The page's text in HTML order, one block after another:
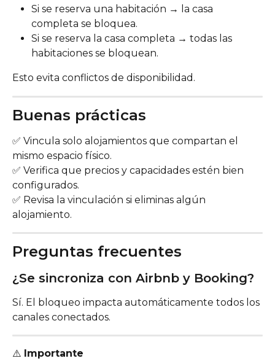
Si se reserva una habitación → la casa
completa se bloquea.
Si se reserva la casa completa → todas las
habitaciones se bloquean.
Esto evita conflictos de disponibilidad.
Buenas prácticas
✅ Vincula solo alojamientos que compartan el
mismo espacio físico.
✅ Verifica que precios y capacidades estén bien
configurados.
✅ Revisa la vinculación si eliminas algún
alojamiento.
Preguntas frecuentes
¿Se sincroniza con Airbnb y Booking?
Sí. El bloqueo impacta automáticamente todos los
canales conectados.
⚠️ Importante